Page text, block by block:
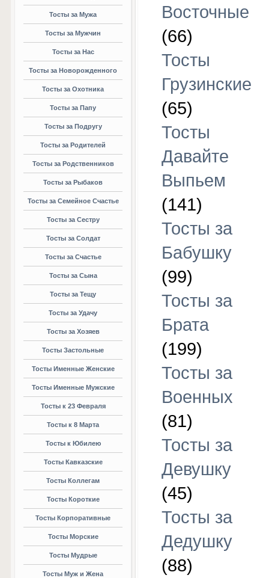
Тосты за Мужа
Тосты за Мужчин
Тосты за Нас
Тосты за Новорожденного
Тосты за Охотника
Тосты за Папу
Тосты за Подругу
Тосты за Родителей
Тосты за Родственников
Тосты за Рыбаков
Тосты за Семейное Счастье
Тосты за Сестру
Тосты за Солдат
Тосты за Счастье
Тосты за Сына
Тосты за Тещу
Тосты за Удачу
Тосты за Хозяев
Тосты Застольные
Тосты Именные Женские
Тосты Именные Мужские
Тосты к 23 Февраля
Тосты к 8 Марта
Тосты к Юбилею
Тосты Кавказские
Тосты Коллегам
Тосты Короткие
Тосты Корпоративные
Тосты Морские
Тосты Мудрые
Тосты Муж и Жена
Восточные
(66)
Тосты
Грузинские
(65)
Тосты
Давайте
Выпьем
(141)
Тосты за
Бабушку
(99)
Тосты за
Брата
(199)
Тосты за
Военных
(81)
Тосты за
Девушку
(45)
Тосты за
Дедушку
(88)